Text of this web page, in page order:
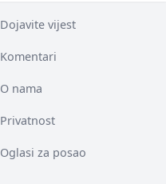
Dojavite vijest
Komentari
O nama
Privatnost
Oglasi za posao